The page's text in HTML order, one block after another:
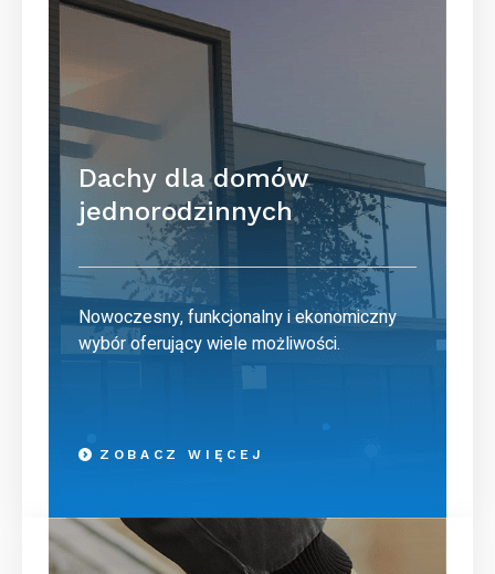
Dachy dla domów
jednorodzinnych
Nowoczesny, funkcjonalny i ekonomiczny
wybór oferujący wiele możliwości.
ZOBACZ WIĘCEJ